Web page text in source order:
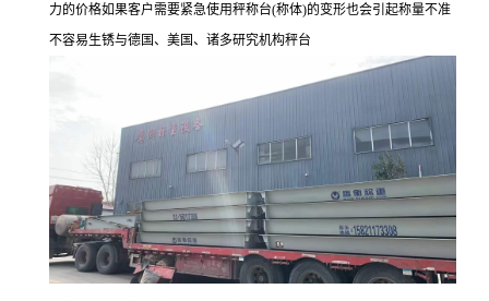
力的价格如果客户需要紧急使用秤称台(称体)的变形也会引起称量不准
不容易生锈与德国、美国、诸多研究机构秤台